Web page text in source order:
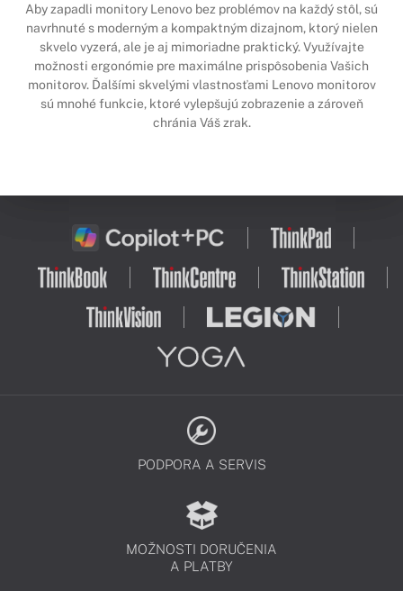
Aby zapadli monitory Lenovo bez problémov na každý stôl, sú
navrhnuté s moderným a kompaktným dizajnom, ktorý nielen
skvelo vyzerá, ale je aj mimoriadne praktický. Využívajte
možnosti ergonómie pre maximálne prispôsobenia Vašich
monitorov. Ďalšími skvelými vlastnosťami Lenovo monitorov
sú mnohé funkcie, ktoré vylepšujú zobrazenie a zároveň
chránia Váš zrak.
PODPORA A SERVIS
MOŽNOSTI DORUČENIA
A PLATBY